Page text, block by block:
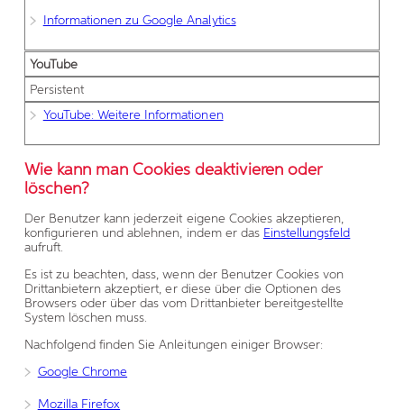
Informationen zu Google Analytics
YouTube
Persistent
YouTube: Weitere Informationen
Wie kann man Cookies deaktivieren oder
löschen?
Der Benutzer kann jederzeit eigene Cookies akzeptieren,
konfigurieren und ablehnen, indem er das Einstellungsfeld
aufruft.
Es ist zu beachten, dass, wenn der Benutzer Cookies von
Drittanbietern akzeptiert, er diese über die Optionen des
Browsers oder über das vom Drittanbieter bereitgestellte
System löschen muss.
Nachfolgend finden Sie Anleitungen einiger Browser:
Google Chrome
Mozilla Firefox